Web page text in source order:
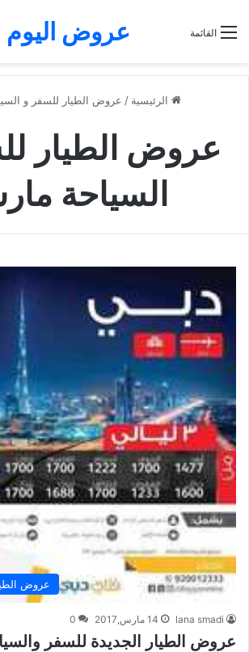
عروض اليوم القائمة
الرئيسية / عروض الطيار للسفر و
عروض الطيار
السياحة
عروض
lana smadi 14 مارس,2017 0
عروض الطيار الجديدة للسفر